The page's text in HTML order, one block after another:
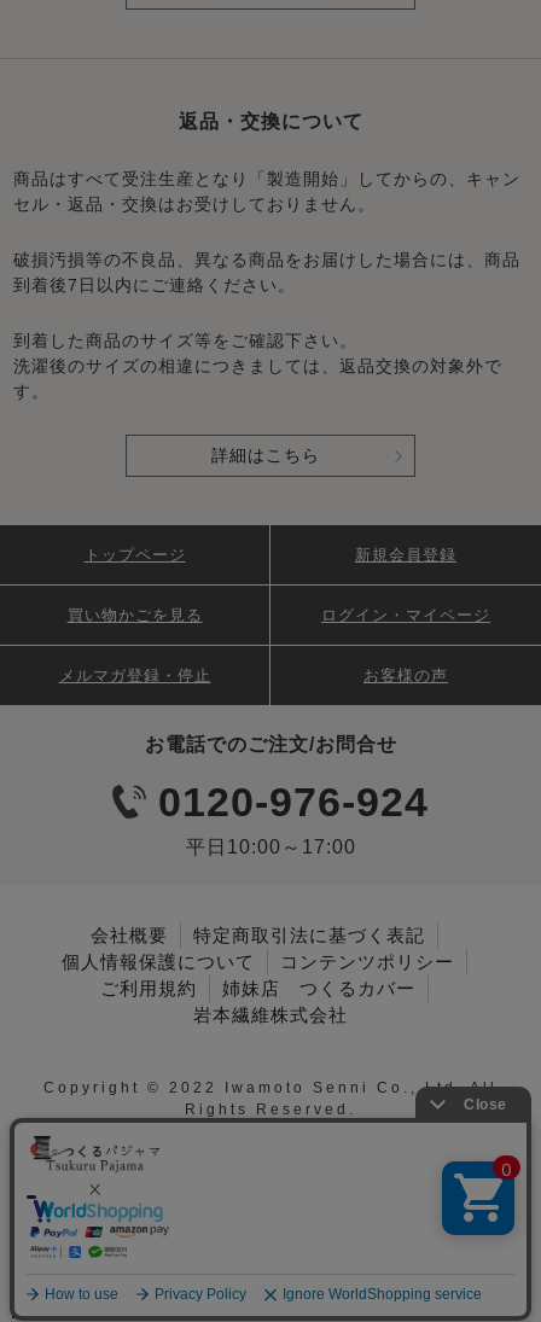
メニュー
返品・交換について
商品はすべて受注生産となり「製造開始」してからの、キャン
セル・返品・交換はお受けしておりません。
破損汚損等の不良品、異なる商品をお届けした場合には、商品
到着後7日以内にご連絡ください。
到着した商品のサイズ等をご確認下さい。
洗濯後のサイズの相違につきましては、返品交換の対象外で
す。
詳細はこちら
お電話でのご注文/お問合せ
0120-976-924
平日10:00～17:00
トップページ 新規会員登録
買い物かごを見る ログイン・マイページ
メルマガ登録・停止 お客様の声
会社概要
特定商取引法に基づく表記
個人情報保護について
コンテンツポリシー
ご利用規約
姉妹店 つくるカバー
岩本繊維株式会社
Copyright © 2022 Iwamoto Senni Co., Ltd. All
Rights Reserved.